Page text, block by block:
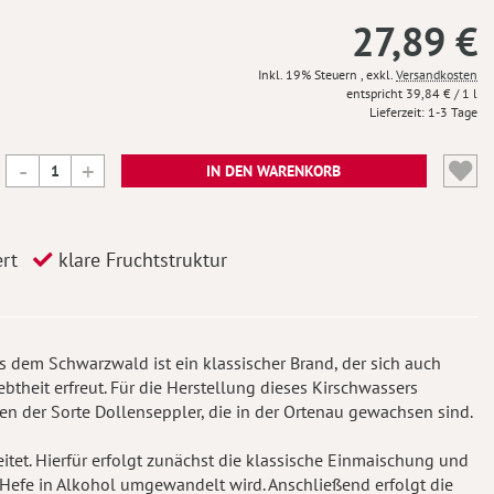
27,89 €
Inkl. 19% Steuern , exkl. Versandkosten
39,84 € / 1 l
Lieferzeit 1-3 Tage
IN DEN WARENKORB
klare Fruchtstruktur
Schwarzwald ist ein klassischer Brand, der sich auch
erfreut. Für die Herstellung dieses Kirschwassers
der Sorte Dollenseppler, die in der Ortenau gewachsen sind.
Hierfür erfolgt zunächst die klassische Einmaischung und
in Alkohol umgewandelt wird. Anschließend erfolgt die